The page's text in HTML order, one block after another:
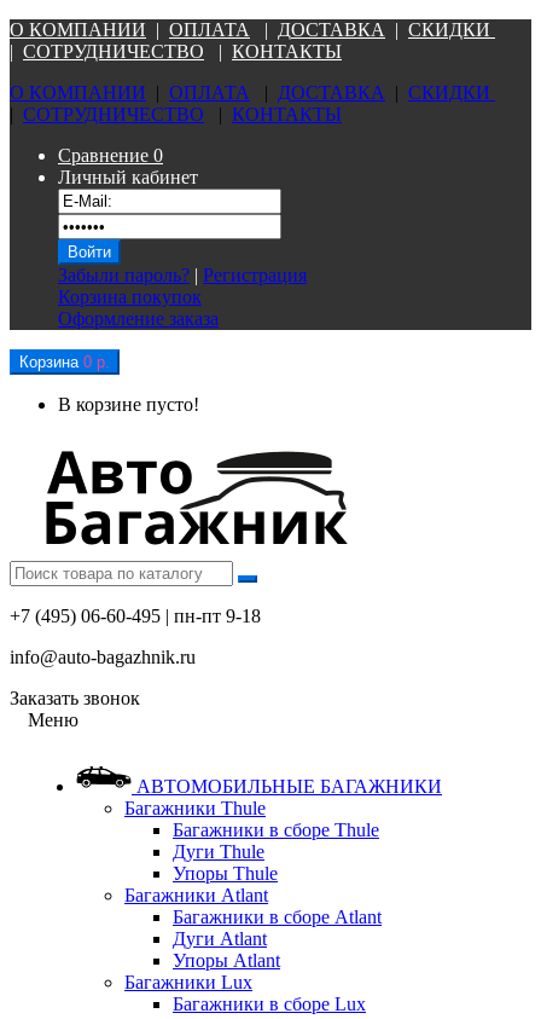
О КОМПАНИИ | ОПЛАТА | ДОСТАВКА | СКИДКИ
| СОТРУДНИЧЕСТВО | КОНТАКТЫ
О КОМПАНИИ | ОПЛАТА | ДОСТАВКА | СКИДКИ
| СОТРУДНИЧЕСТВО | КОНТАКТЫ
Сравнение 0
Личный кабинет
Забыли пароль? | Регистрация
Корзина покупок
Оформление заказа
Корзина 0 р.
В корзине пусто!
+7 (495) 06-60-495 | пн-пт 9-18
info@auto-bagazhnik.ru
Заказать звонок
Меню
АВТОМОБИЛЬНЫЕ БАГАЖНИКИ
Багажники Thule
Багажники в сборе Thule
Дуги Thule
Упоры Thule
Багажники Atlant
Багажники в сборе Atlant
Дуги Atlant
Упоры Atlant
Багажники Lux
Багажники в сборе Lux